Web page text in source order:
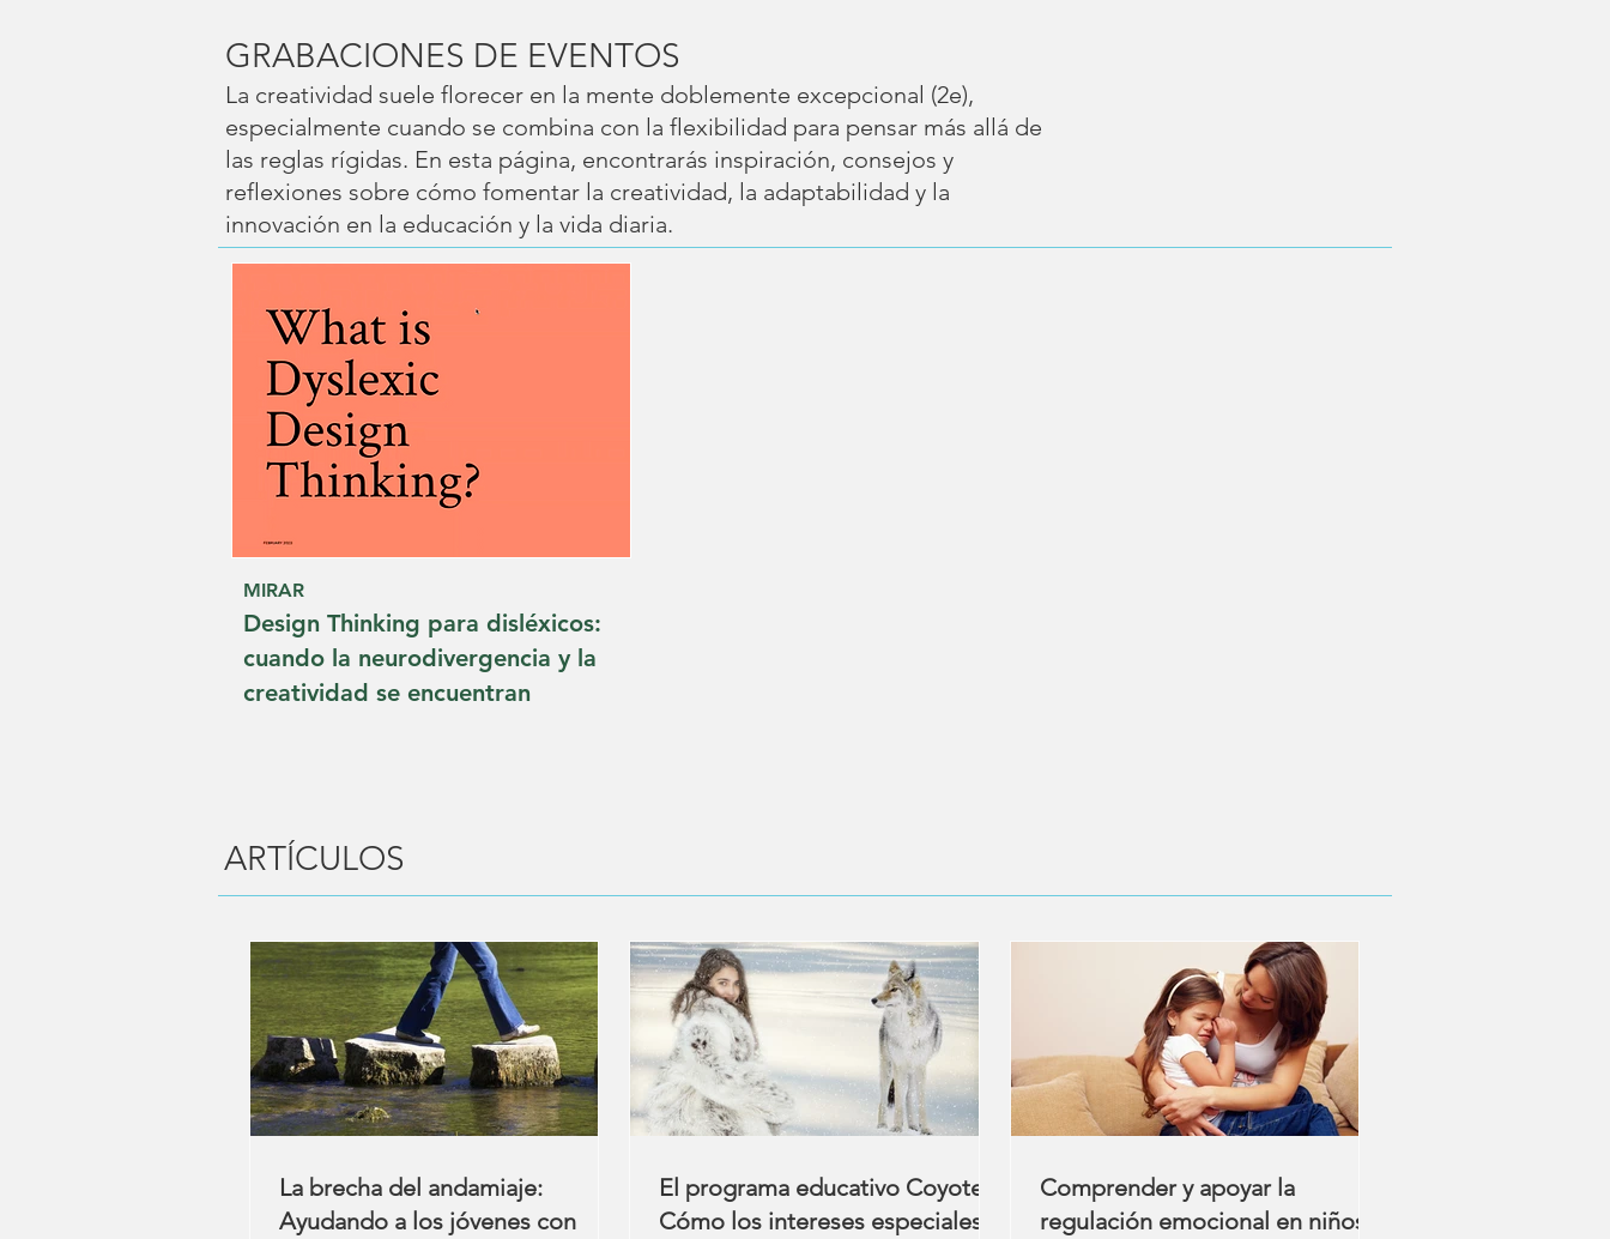
GRABACIONES DE EVENTOS
La creatividad suele florecer en la mente doblemente excepcional (2e),
especialmente cuando se combina con la flexibilidad para pensar más allá de
las reglas rígidas. En esta página, encontrarás inspiración, consejos y
reflexiones sobre cómo fomentar la creatividad, la adaptabilidad y la
innovación en la educación y la vida diaria.
MIRAR
Design Thinking para disléxicos:
cuando la neurodivergencia y la
creatividad se encuentran
ARTÍCULOS
La brecha del andamiaje:
Ayudando a los jóvenes con
El programa educativo Coyote:
Cómo los intereses especiales
Comprender y apoyar la
regulación emocional en niños